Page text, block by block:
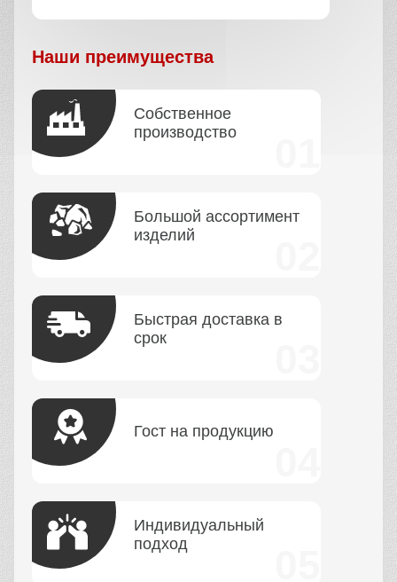
Наши преимущества
Собственное
производство
Большой ассортимент
изделий
Быстрая доставка в
срок
Гост на продукцию
Индивидуальный
подход